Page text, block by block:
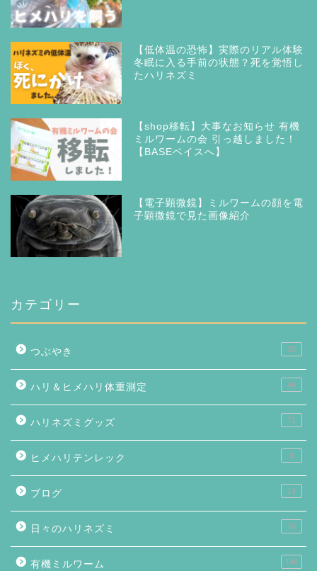
【低体温の恐怖】実際のリアル体験
冬眠に入る手前の状態？死を覚悟し
たハリネズミ
【shop移転】大事なお知らせ 有機
ミルワームの会 引っ越しました！
【BASEベイスへ】
【電子顕微鏡】ミルワームの顔を電
子顕微鏡で見た画像紹介
カテゴリー
つぶやき 33
ハリ＆ヒメハリ体重測定 46
ハリネズミグッズ 71
ヒメハリテンレック 8
ブログ 14
日々のハリネズミ 76
有機ミルワーム 146